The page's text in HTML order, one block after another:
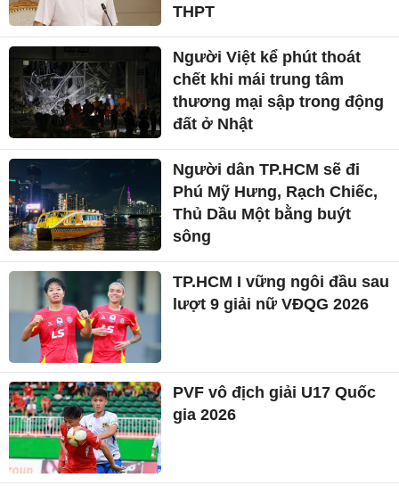
THPT
Người Việt kể phút thoát
chết khi mái trung tâm
thương mại sập trong động
đất ở Nhật
Người dân TP.HCM sẽ đi
Phú Mỹ Hưng, Rạch Chiếc,
Thủ Dầu Một bằng buýt
sông
TP.HCM I vững ngôi đầu sau
lượt 9 giải nữ VĐQG 2026
PVF vô địch giải U17 Quốc
gia 2026